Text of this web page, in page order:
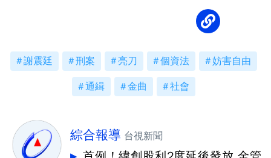
謝震廷 刑案 亮刀 個資法 妨害自由
通緝 金曲 社會
綜合報導 台視新聞